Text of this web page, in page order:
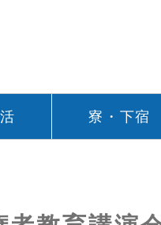
寮・下宿